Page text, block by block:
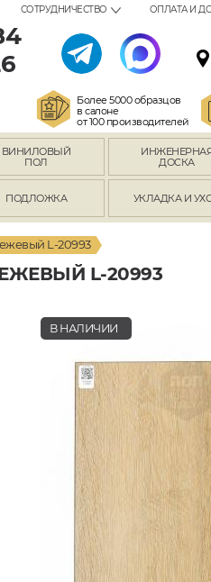
СОТРУДНИЧЕСТВО ОПЛАТА И
Более 5000 образцов
в салоне
от 100 производителей
ВИНИЛОВЫЙ
ПОЛ
ДОСКА
ПОДЛОЖКА УКЛАДКА И
L-20993
L-20993
В НАЛИЧИИ